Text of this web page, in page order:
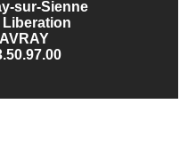
sur-Sienne
Liberation